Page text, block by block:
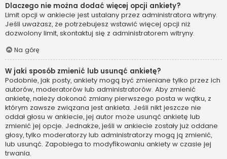
Dlaczego nie można dodać więcej opcji ankiety?
Limit opcji w ankiecie jest ustalany przez administratora witryny.
Jeśli uważasz, że potrzebujesz wstawić więcej opcji niż
dozwolony limit, skontaktuj się z administratorem witryny.
Na górę
W jaki sposób zmienić lub usunąć ankietę?
Podobnie, jak posty, ankiety mogą być zmieniane tylko przez ich
autorów, moderatorów lub administratorów. Aby zmienić
ankietę, należy dokonać zmiany pierwszego posta w wątku, z
którym zawsze związana jest ankieta. Jeśli nikt jeszcze nie
oddał głosu w ankiecie, jej autor może usunąć ankietę lub
zmienić jej opcje. Jednakże, jeśli w ankiecie zostały już oddane
głosy, tylko moderatorzy lub administratorzy mogą ją zmienić,
lub usunąć. Zapobiega to modyfikowaniu ankiety w czasie jej
trwania.